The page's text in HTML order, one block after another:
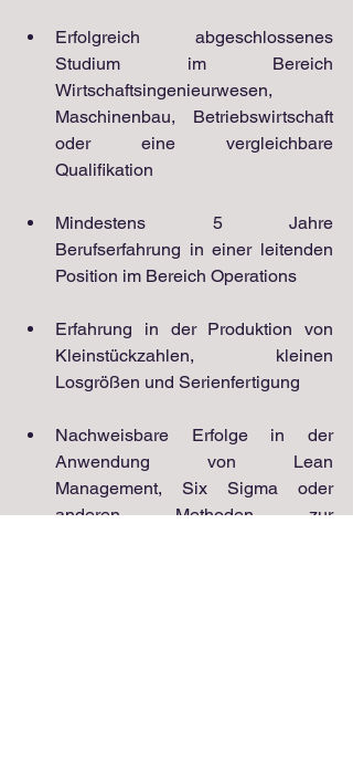
Erfolgreich abgeschlossenes
Studium im Bereich
Wirtschaftsingenieurwesen,
Maschinenbau, Betriebswirtschaft
oder eine vergleichbare
Qualifikation
Mindestens 5 Jahre
Berufserfahrung in einer leitenden
Position im Bereich Operations
Erfahrung in der Produktion von
Kleinstückzahlen, kleinen
Losgrößen und Serienfertigung
Nachweisbare Erfolge in der
Anwendung von Lean
Management, Six Sigma oder
anderen Methoden zur